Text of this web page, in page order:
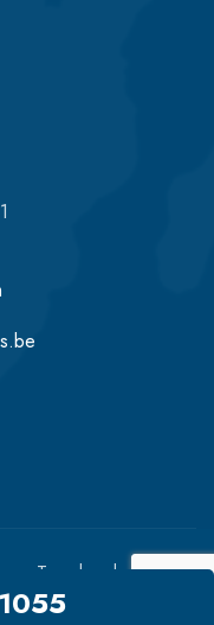
. Tous les droits sont